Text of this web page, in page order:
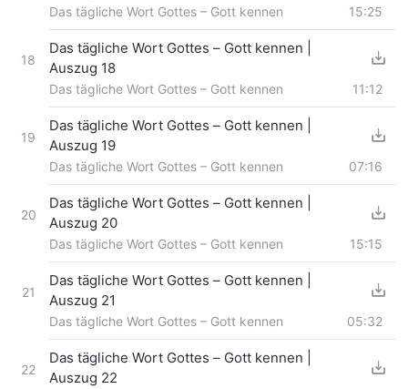
Das tägliche Wort Gottes – Gott kennen 15:25
18
Das tägliche Wort Gottes – Gott kennen |
Auszug 18
Das tägliche Wort Gottes – Gott kennen 11:12
19
Das tägliche Wort Gottes – Gott kennen |
Auszug 19
Das tägliche Wort Gottes – Gott kennen 07:16
20
Das tägliche Wort Gottes – Gott kennen |
Auszug 20
Das tägliche Wort Gottes – Gott kennen 15:15
21
Das tägliche Wort Gottes – Gott kennen |
Auszug 21
Das tägliche Wort Gottes – Gott kennen 05:32
22
Das tägliche Wort Gottes – Gott kennen |
Auszug 22